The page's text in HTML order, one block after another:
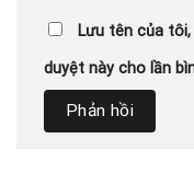
Lưu tên của
duyệt này cho lần